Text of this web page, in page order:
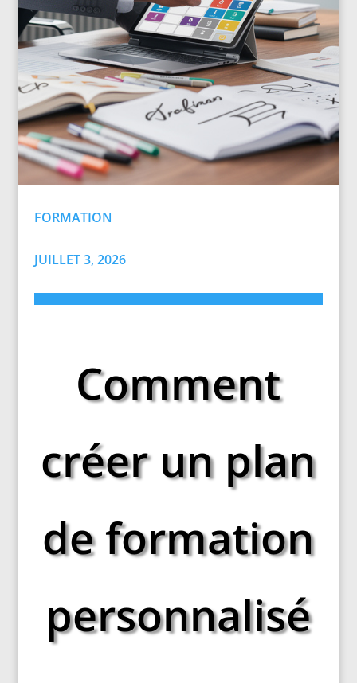
FORMATION
JUILLET 3, 2026
Comment
créer un plan
de formation
personnalisé